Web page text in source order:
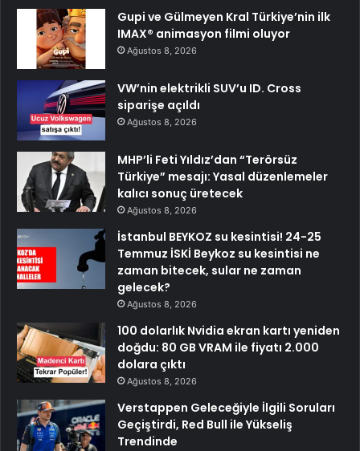
Gupi ve Gülmeyen Kral Türkiye’nin ilk
IMAX® animasyon filmi oluyor
Ağustos 8, 2026
VW’nin elektrikli SUV’u ID. Cross
siparişe açıldı
Ağustos 8, 2026
MHP’li Feti Yıldız’dan “Terörsüz
Türkiye” mesajı: Yasal düzenlemeler
kalıcı sonuç üretecek
Ağustos 8, 2026
İstanbul BEYKOZ su kesintisi! 24-25
Temmuz İSKİ Beykoz su kesintisi ne
zaman bitecek, sular ne zaman
gelecek?
Ağustos 8, 2026
100 dolarlık Nvidia ekran kartı yeniden
doğdu: 80 GB VRAM ile fiyatı 2.000
dolara çıktı
Ağustos 8, 2026
Verstappen Geleceğiyle İlgili Soruları
Geçiştirdi, Red Bull ile Yükseliş
Trendinde